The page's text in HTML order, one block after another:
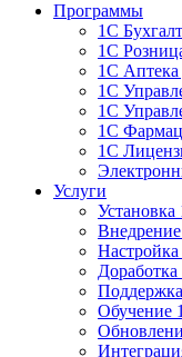
Программы
1С
1С
1С Аптека
1С
1С
1С
1С
Услуги
Установка
Обучение